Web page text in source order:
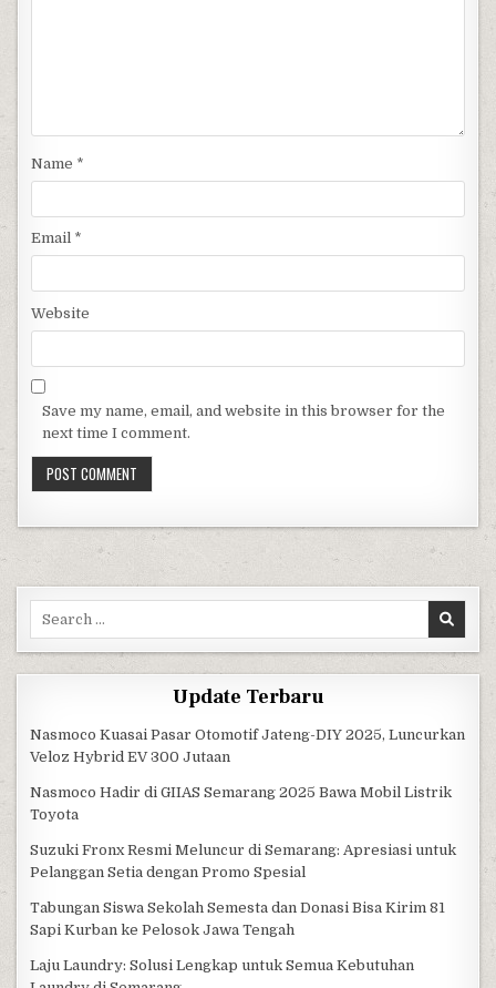
Name *
Email *
Website
Save my name, email, and website in this browser for the
next time I comment.
Update Terbaru
Nasmoco Kuasai Pasar Otomotif Jateng-DIY 2025, Luncurkan
Veloz Hybrid EV 300 Jutaan
Nasmoco Hadir di GIIAS Semarang 2025 Bawa Mobil Listrik
Toyota
Suzuki Fronx Resmi Meluncur di Semarang: Apresiasi untuk
Pelanggan Setia dengan Promo Spesial
Tabungan Siswa Sekolah Semesta dan Donasi Bisa Kirim 81
Sapi Kurban ke Pelosok Jawa Tengah
Laju Laundry: Solusi Lengkap untuk Semua Kebutuhan